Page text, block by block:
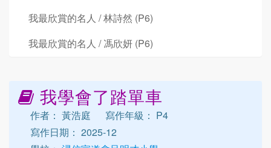
我最欣賞的名人 / 林詩然 (P6)
我最欣賞的名人 / 馮欣妍 (P6)
我學會了踏單車
作者： 黃浩庭
寫作年級： P4
寫作日期： 2025-12